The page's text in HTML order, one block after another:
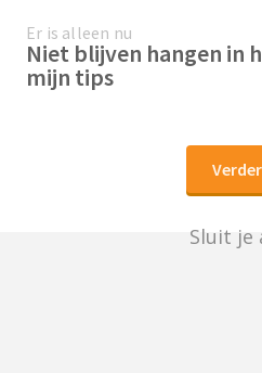
Er is alleen nu
Niet blijven hangen in
mijn tips
Sluit je